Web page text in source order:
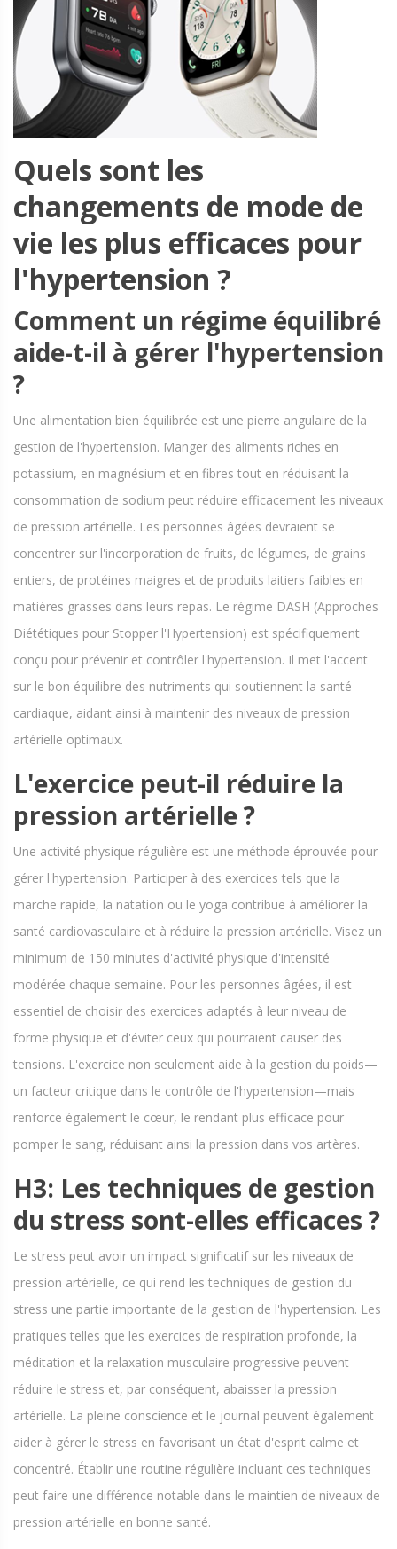
Quels sont les
changements de mode de
vie les plus efficaces pour
l'hypertension ?
Comment un régime équilibré
aide-t-il à gérer l'hypertension
?
Une alimentation bien équilibrée est une pierre angulaire de la
gestion de l'hypertension. Manger des aliments riches en
potassium, en magnésium et en fibres tout en réduisant la
consommation de sodium peut réduire efficacement les niveaux
de pression artérielle. Les personnes âgées devraient se
concentrer sur l'incorporation de fruits, de légumes, de grains
entiers, de protéines maigres et de produits laitiers faibles en
matières grasses dans leurs repas. Le régime DASH (Approches
Diététiques pour Stopper l'Hypertension) est spécifiquement
conçu pour prévenir et contrôler l'hypertension. Il met l'accent
sur le bon équilibre des nutriments qui soutiennent la santé
cardiaque, aidant ainsi à maintenir des niveaux de pression
artérielle optimaux.
L'exercice peut-il réduire la
pression artérielle ?
Une activité physique régulière est une méthode éprouvée pour
gérer l'hypertension. Participer à des exercices tels que la
marche rapide, la natation ou le yoga contribue à améliorer la
santé cardiovasculaire et à réduire la pression artérielle. Visez un
minimum de 150 minutes d'activité physique d'intensité
modérée chaque semaine. Pour les personnes âgées, il est
essentiel de choisir des exercices adaptés à leur niveau de
forme physique et d'éviter ceux qui pourraient causer des
tensions. L'exercice non seulement aide à la gestion du poids—
un facteur critique dans le contrôle de l'hypertension—mais
renforce également le cœur, le rendant plus efficace pour
pomper le sang, réduisant ainsi la pression dans vos artères.
H3: Les techniques de gestion
du stress sont-elles efficaces ?
Le stress peut avoir un impact significatif sur les niveaux de
pression artérielle, ce qui rend les techniques de gestion du
stress une partie importante de la gestion de l'hypertension. Les
pratiques telles que les exercices de respiration profonde, la
méditation et la relaxation musculaire progressive peuvent
réduire le stress et, par conséquent, abaisser la pression
artérielle. La pleine conscience et le journal peuvent également
aider à gérer le stress en favorisant un état d'esprit calme et
concentré. Établir une routine régulière incluant ces techniques
peut faire une différence notable dans le maintien de niveaux de
pression artérielle en bonne santé.